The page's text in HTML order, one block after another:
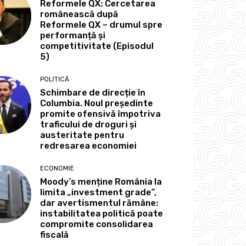
Reformele QX: Cercetarea
românească după
Reformele QX – drumul spre
performanță și
competitivitate (Episodul
5)
POLITICĂ
Schimbare de direcție în
Columbia. Noul președinte
promite ofensivă împotriva
traficului de droguri și
austeritate pentru
redresarea economiei
ECONOMIE
Moody’s menține România la
limita „investment grade”,
dar avertismentul rămâne:
instabilitatea politică poate
compromite consolidarea
fiscală